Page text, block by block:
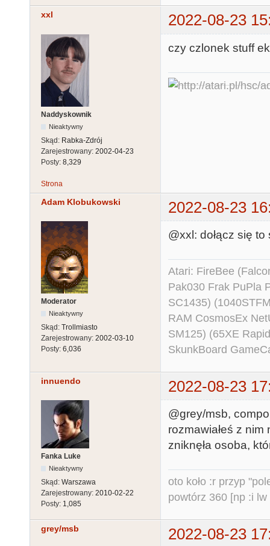
xxl 2022-08-23
Naddyskownik
Nieaktywny
Skąd: Rabka-Zdrój
Zarejestrowany: 2002-04-23
Posty: 8,329
czy czlonek stuff
Strona
Adam Klobukowski 2022-08-23
Moderator
Nieaktywny
Skąd: Trollmiasto
Zarejestrowany: 2002-03-10
Posty: 6,036
@xxl: dołącz się
Atari: FireBee
Pak030 Frak PuPla
SC1435)
RAM CosmosEx
SM125) (65XE
SkunkBoard
innuendo 2022-08-23
Fanka Luke
Nieaktywny
Skąd: Warszawa
Zarejestrowany: 2010-02-22
Posty: 1,085
@grey/msb,
rozmawiałeś z
zniknęła osoba,
oto koło :r przyp
powtórz 360 [np :i lw
grey/msb
2022-08-23